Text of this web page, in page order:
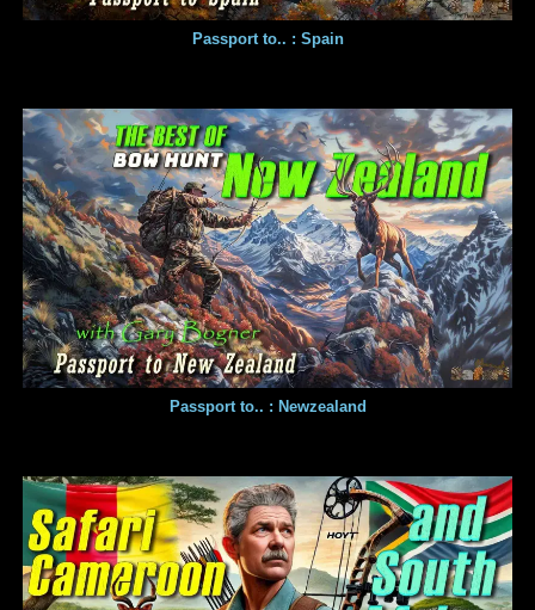
Passport to.. : Spain
Passport to.. : Newzealand